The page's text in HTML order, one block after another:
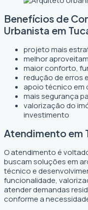
Benefícios de
Urbanista em
projeto mais
melhor
maior conforto,
redução de erros
apoio técnico em
mais segurança
valorização do
investimento
Atendimento em
O atendimento é
buscam soluções em
técnico e
funcionalidade,
atender demandas
conforme a